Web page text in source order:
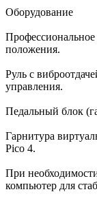
Оборудование
Профессиональное
положения.
Руль с
управления.
Педальный блок
Гарнитура
Pico 4.
При
компьютер для